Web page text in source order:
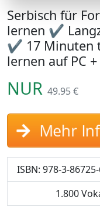
Serbisch für
lernen ✔
✔ 17 Minuten
lernen auf PC
NUR 49.95 €
Mehr
ISBN: 978-3-
1.800